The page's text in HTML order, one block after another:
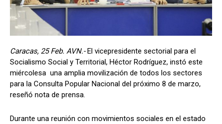
Caracas, 25 Feb. AVN.-El vicepresidente sectorial para el
Socialismo Social y Territorial, Héctor Rodríguez, instó este
miércolesa una amplia movilización de todos los sectores
para la Consulta Popular Nacional del próximo 8 de marzo,
reseñó nota de prensa.
Durante una reunión con movimientos sociales en el estado